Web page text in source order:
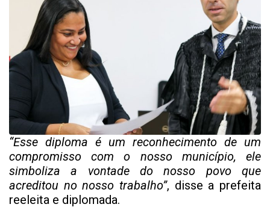
“Esse diploma é um reconhecimento de um
compromisso com o nosso município, ele
simboliza a vontade do nosso povo que
acreditou no nosso trabalho”, disse a prefeita
reeleita e diplomada.